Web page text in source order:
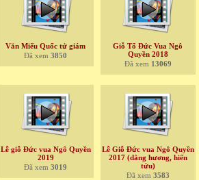
Văn Miếu Quốc tử giám
Đã xem3850
Giỗ Tổ Đức Vua Ngô
Quyền 2018
Đã xem 13069
Lễ giỗ Đức vua Ngô Quyền
2019
Đã xem3019
Lễ Giỗ Đức vua Ngô Quyền
2017 (dâng hương, hiến
tửu)
Đã xem 3583